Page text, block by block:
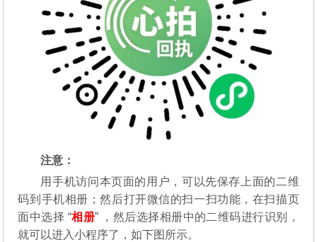
注意：
用手机访问本页面的用户，可以先保存上面的二维
码到手机相册；然后打开微信的扫一扫功能，在扫描页
面中选择 “相册” ，然后选择相册中的二维码进行识别，
就可以进入小程序了，如下图所示。